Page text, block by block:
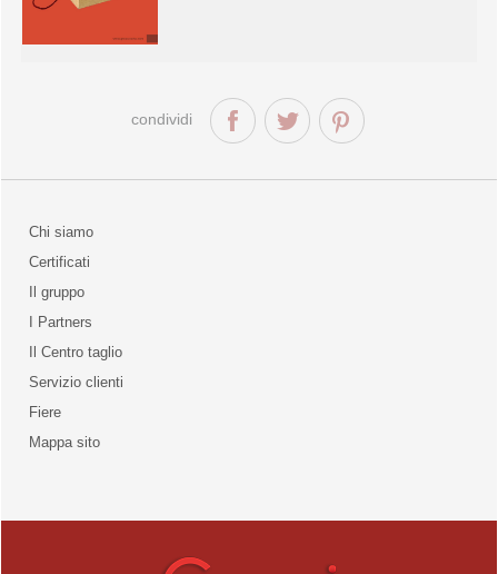
condividi
Chi siamo
qualità
Certificati
Il gruppo
I Partners
Il Centro taglio
Servizio clienti
Fiere
Mappa sito